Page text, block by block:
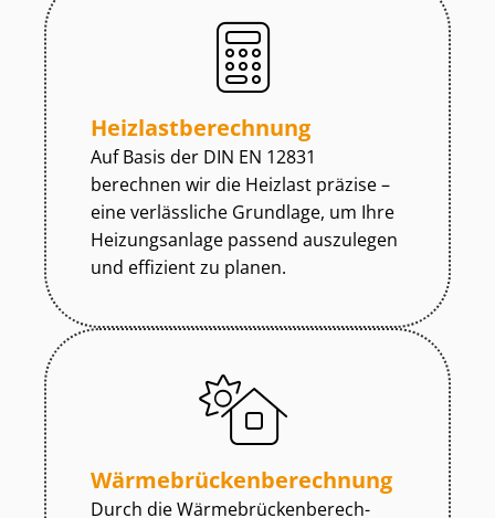
Heiz­last­be­rech­nung
Auf Basis der DIN EN 12831
berechnen wir die Heizlast präzise –
eine verlässliche Grundlage, um Ihre
Heizungsanlage passend auszulegen
und effizient zu planen.
Wär­me­brü­cken­be­rech­nung
Durch die Wär­me­brü­cken­be­rech­